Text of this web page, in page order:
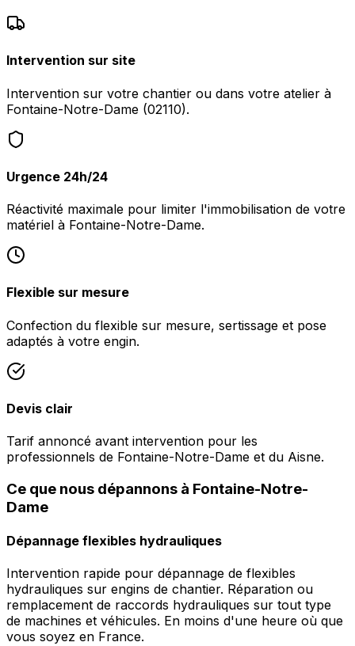
Intervention sur site
Intervention sur votre chantier ou dans votre atelier à
Fontaine-Notre-Dame (02110).
Urgence 24h/24
Réactivité maximale pour limiter l'immobilisation de votre
matériel à Fontaine-Notre-Dame.
Flexible sur mesure
Confection du flexible sur mesure, sertissage et pose
adaptés à votre engin.
Devis clair
Tarif annoncé avant intervention pour les
professionnels de Fontaine-Notre-Dame et du Aisne.
Ce que nous dépannons à Fontaine-Notre-
Dame
Dépannage flexibles hydrauliques
Intervention rapide pour dépannage de flexibles
hydrauliques sur engins de chantier. Réparation ou
remplacement de raccords hydrauliques sur tout type
de machines et véhicules. En moins d'une heure où que
vous soyez en France.